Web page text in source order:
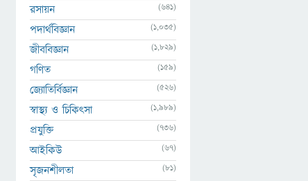
রসায়ন
(641)
পদার্থবিজ্ঞান (1,035)
জীববিজ্ঞান (1,829)
গণিত (159)
জ্যোতির্বিজ্ঞান (526)
স্বাস্থ্য ও চিকিৎসা (1,989)
প্রযুক্তি (736)
আইকিউ (67)
সৃজনশীলতা (81)